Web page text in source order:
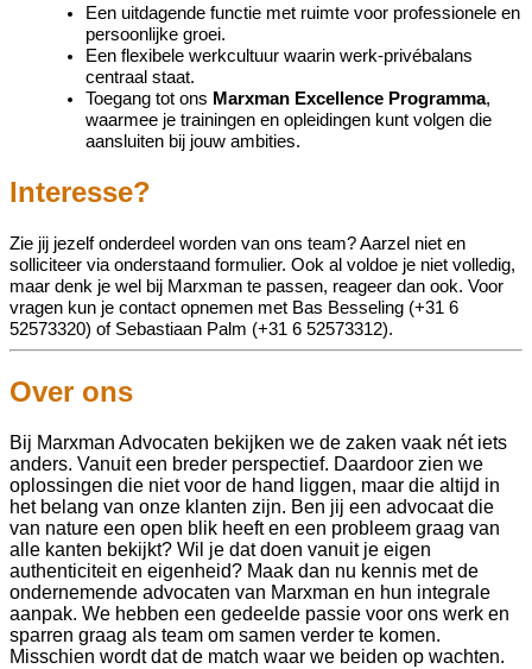
Een uitdagende functie met ruimte voor professionele en
persoonlijke groei.
Een flexibele werkcultuur waarin werk-privébalans
centraal staat.
Toegang tot ons Marxman Excellence Programma,
waarmee je trainingen en opleidingen kunt volgen die
aansluiten bij jouw ambities.
Interesse?
Zie jij jezelf onderdeel worden van ons team? Aarzel niet en
solliciteer via onderstaand formulier. Ook al voldoe je niet volledig,
maar denk je wel bij Marxman te passen, reageer dan ook. Voor
vragen kun je contact opnemen met Bas Besseling (+31 6
52573320) of Sebastiaan Palm (+31 6 52573312).
Over ons
Bij Marxman Advocaten bekijken we de zaken vaak nét iets
anders. Vanuit een breder perspectief. Daardoor zien we
oplossingen die niet voor de hand liggen, maar die altijd in
het belang van onze klanten zijn. Ben jij een advocaat die
van nature een open blik heeft en een probleem graag van
alle kanten bekijkt? Wil je dat doen vanuit je eigen
authenticiteit en eigenheid? Maak dan nu kennis met de
ondernemende advocaten van Marxman en hun integrale
aanpak. We hebben een gedeelde passie voor ons werk en
sparren graag als team om samen verder te komen.
Misschien wordt dat de match waar we beiden op wachten.